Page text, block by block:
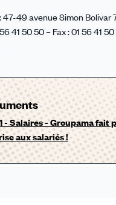
47-49 avenue Simon Bolivar
41 50 50 – Fax : 01 56 41
- Salaires - Groupama fait
aux salariés !